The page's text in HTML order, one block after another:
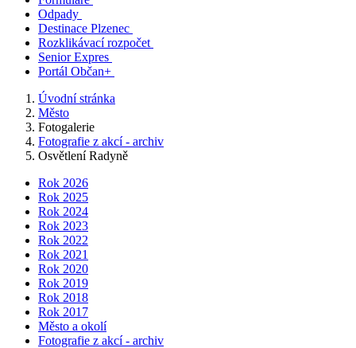
Odpady
Destinace Plzenec
Rozklikávací rozpočet
Senior Expres
Portál Občan+
Úvodní stránka
Město
Fotogalerie
Fotografie z akcí - archiv
Osvětlení Radyně
Rok 2026
Rok 2025
Rok 2024
Rok 2023
Rok 2022
Rok 2021
Rok 2020
Rok 2019
Rok 2018
Rok 2017
Město a okolí
Fotografie z akcí - archiv